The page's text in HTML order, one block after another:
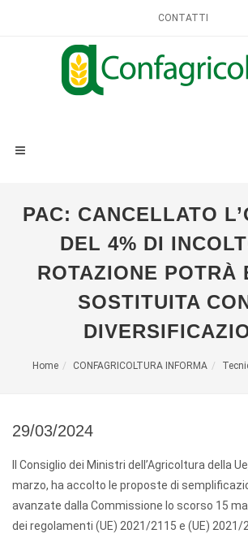
CONTATTI
PAC: CANCELLATO
DEL 4% DI
ROTAZIONE POTRÀ
SOSTITUITA
Home CONFAGRICOLTURA INFORMA
29/03/2024
Il Consiglio dei Ministri dell’Agricoltura della
marzo, ha accolto le proposte di
avanzate dalla Commissione lo scorso 15
dei regolamenti (UE) 2021/2115 e (UE) 2021/